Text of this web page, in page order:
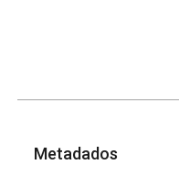
Metadados